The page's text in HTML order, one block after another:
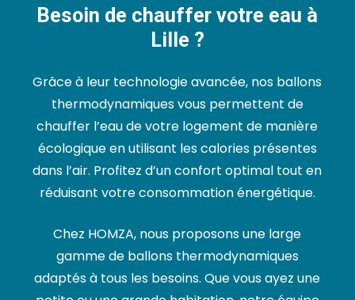
Besoin de chauffer votre eau à
Lille ?
Grâce à leur technologie avancée, nos ballons
thermodynamiques vous permettent de
chauffer l’eau de votre logement de manière
écologique en utilisant les calories présentes
dans l’air. Profitez d’un confort optimal tout en
réduisant votre consommation énergétique.
Chez HOMZA, nous proposons une large
gamme de ballons thermodynamiques
adaptés à tous les besoins. Que vous ayez une